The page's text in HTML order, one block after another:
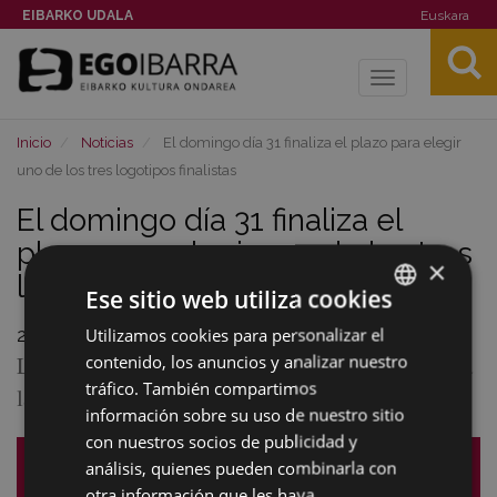
EIBARKO UDALA Euskara
Toggle
Inicio Noticias
El domingo día 31 finaliza el plazo para elegir
uno de los tres logotipos finalistas
El domingo día 31 finaliza el
plazo para elegir uno de los tres
logotipos finalistas
29/01/2021
Los tres finalistas del concurso de logotipo están a
la espera del voto de la ciudadanía.
BASQUE
SPANISH
×
Ese sitio web utiliza cookies
Utilizamos cookies para personalizar el
contenido, los anuncios y analizar nuestro
tráfico. También compartimos
información sobre su uso de nuestro sitio
con nuestros socios de publicidad y
análisis, quienes pueden combinarla con